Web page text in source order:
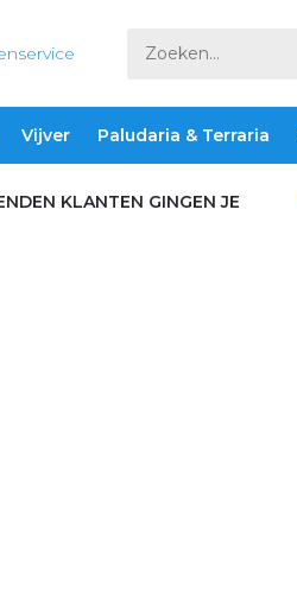
Vijver Paludaria & Terraria
KLANTEN GINGEN JE